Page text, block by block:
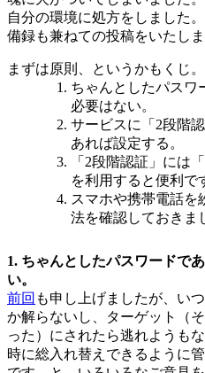
自分の環境に処方をしました
備録も兼ねての投稿をいたしま
まずは原則、というかもくじ。
ちゃんとしたパスワ
必要はない。
サービスに「2段階
あれば設定する。
「2段階認証」には
を利用すると便利で
スマホや携帯電話を
法を確認しておきま
1. ちゃんとしたパスワードで
い。
前回 も申し上げましたが、い
か解らないし、ターゲット（
った）にされたら逃れようも
時に総入れ替えできるように